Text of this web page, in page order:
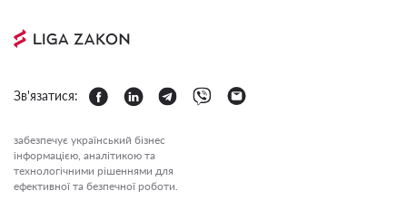
Зв'язатися:
забезпечує український бізнес
інформацією, аналітикою та
технологічними рішеннями для
ефективної та безпечної роботи.